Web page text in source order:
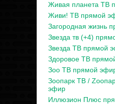
Живая планета ТВ
Живи! ТВ прямой
Загородная жизнь
Звезда тв (+4)
Звезда ТВ прямой
Здоровое ТВ
Зоо ТВ прямой
Зоопарк ТВ /
эфир
Иллюзион Плюс